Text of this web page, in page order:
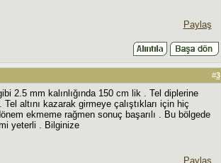
Paylaş
#3
2.5 mm kalınlığında 150 cm lik . Tel diplerine
altını kazarak girmeye çalıştıkları için hiç
ekmeme rağmen sonuç başarılı . Bu bölgede
yeterli . Bilginize
Paylaş